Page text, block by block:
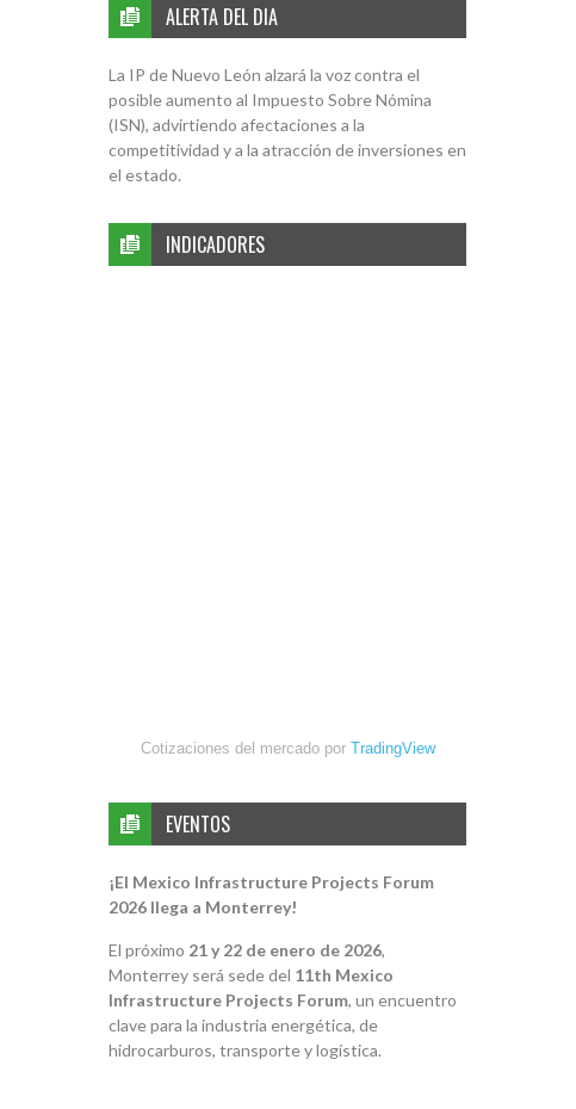
ALERTA DEL DIA
La IP de Nuevo León alzará la voz contra el
posible aumento al Impuesto Sobre Nómina
(ISN), advirtiendo afectaciones a la
competitividad y a la atracción de inversiones en
el estado.
INDICADORES
Cotizaciones del mercado por TradingView
EVENTOS
¡El Mexico Infrastructure Projects Forum
2026 llega a Monterrey!
El próximo 21 y 22 de enero de 2026,
Monterrey será sede del 11th Mexico
Infrastructure Projects Forum, un encuentro
clave para la industria energética, de
hidrocarburos, transporte y logística.